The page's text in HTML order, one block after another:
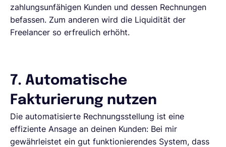
zahlungsunfähigen Kunden und dessen Rechnungen
befassen. Zum anderen wird die Liquidität der
Freelancer so erfreulich erhöht.
7. Automatische
Fakturierung nutzen
Die automatisierte Rechnungsstellung ist eine
effiziente Ansage an deinen Kunden: Bei mir
gewährleistet ein gut funktionierendes System, dass